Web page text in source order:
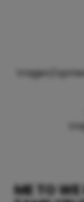
ME TO WE
Vragen/